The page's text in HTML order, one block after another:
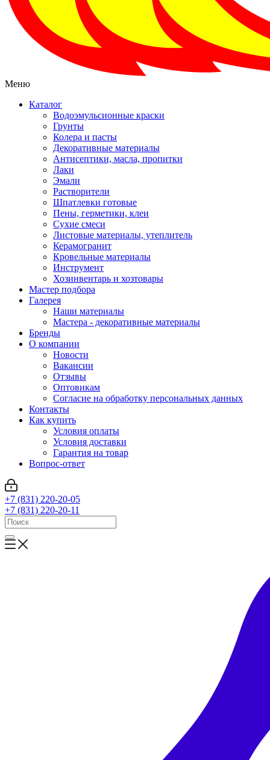
Меню
Каталог
Водоэмульсионные краски
Грунты
Колера и пасты
Декоративные материалы
Антисептики, масла, пропитки
Лаки
Эмали
Растворители
Шпатлевки готовые
Пены, герметики, клеи
Сухие смеси
Листовые материалы, утеплитель
Керамогранит
Кровельные материалы
Инструмент
Хозинвентарь и хозтовары
Мастер подбора
Галерея
Наши материалы
Мастера - декоративные материалы
Бренды
О компании
Новости
Вакансии
Отзывы
Оптовикам
Cогласие на обработку персональных данных
Контакты
Как купить
Условия оплаты
Условия доставки
Гарантия на товар
Вопрос-ответ
+7 (831) 220-20-05
+7 (831) 220-20-11